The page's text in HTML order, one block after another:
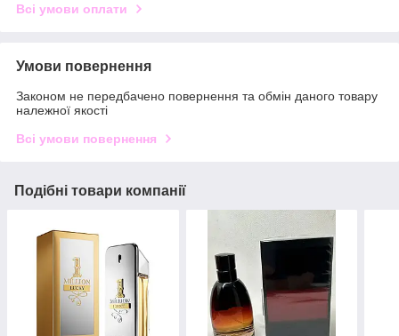
Всі умови оплати
Умови повернення
Законом не передбачено повернення та обмін даного товару
належної якості
Всі умови повернення
Подібні товари компанії